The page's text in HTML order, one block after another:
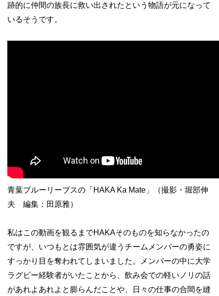
跡的に仲間の族長に救い出されたという物語が元になって
いるそうです。
青葉ブルーリーブスの「HAKA Ka Mate」（撮影・堀部伸
夫 編集：田原雅）
私はこの動画を観るまでHAKAそのものを知らなかったの
ですが、いつもとは雰囲気が違うチームメンバーの勇姿に
すっかり目を奪われてしまいました。メンバーの中に大学
ラグビー経験者がいたことから、飲み会での軽いノリの話
があれよあれよと膨らんだことや、日々の仕事の合間を縫